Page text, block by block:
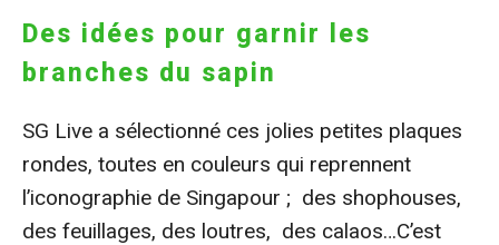
Des idées pour garnir les
branches du sapin
SG Live a sélectionné ces jolies petites plaques
rondes, toutes en couleurs qui reprennent
l’iconographie de Singapour ; des shophouses,
des feuillages, des loutres, des calaos…C’est